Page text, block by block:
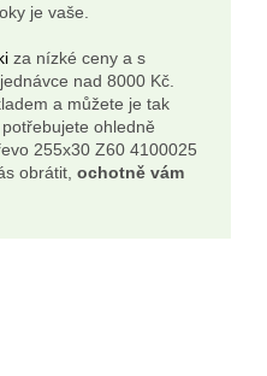
je vaše.
za nízké ceny a s
nad 8000 Kč.
a můžete je tak
ohledně
255x30 Z60 4100025
obrátit, ochotně vám